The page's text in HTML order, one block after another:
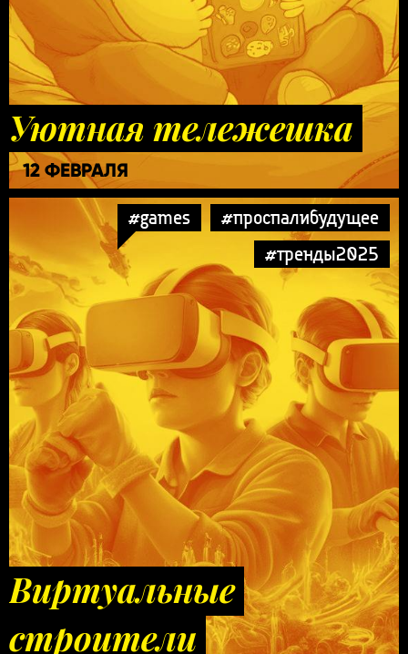
Уютная тележешка
12 ФЕВРАЛЯ
#games
#проспалибудущее
#тренды2025
Виртуальные
строители